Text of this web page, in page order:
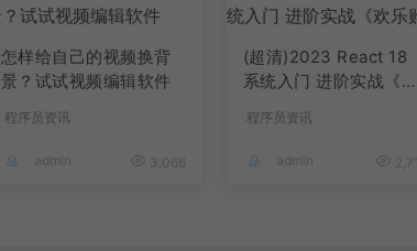
怎样给自己的视频换背
景？试试视频编辑软件
程序员资讯
admin 3,066
(超清)2023 React 18
系统入门 进阶实战《欢
程序员资讯
admin